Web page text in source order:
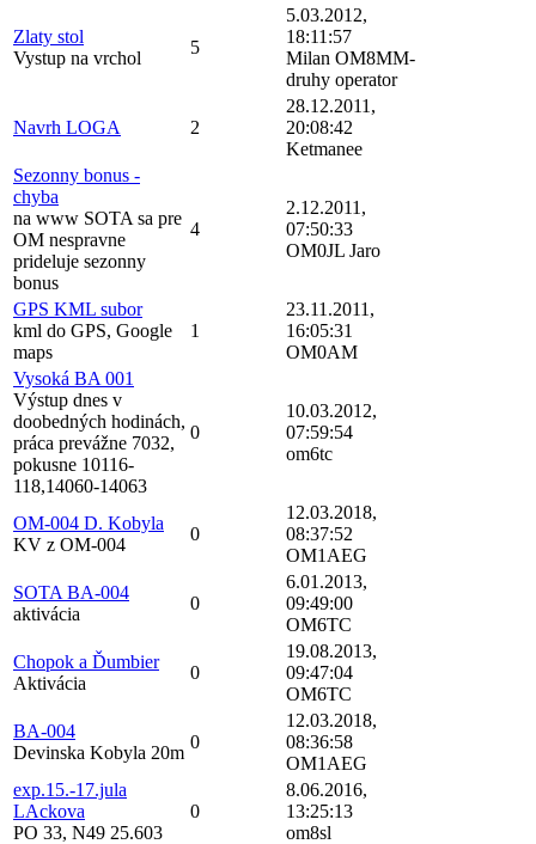
Zlaty stol
Vystup na vrchol
5
5.03.2012,
18:11:57
Milan OM8MM-
druhy operator
Navrh LOGA 2
28.12.2011,
20:08:42
Ketmanee
Sezonny bonus -
chyba
na www SOTA sa pre
OM nespravne
prideluje sezonny
bonus
4
2.12.2011,
07:50:33
OM0JL Jaro
GPS KML subor
kml do GPS, Google
maps
1
23.11.2011,
16:05:31
OM0AM
Vysoká BA 001
Výstup dnes v
doobedných hodinách,
práca prevážne 7032,
pokusne 10116-
118,14060-14063
0
10.03.2012,
07:59:54
om6tc
OM-004 D. Kobyla
KV z OM-004
0
12.03.2018,
08:37:52
OM1AEG
SOTA BA-004
aktivácia
0
6.01.2013,
09:49:00
OM6TC
Chopok a Ďumbier
Aktivácia
0
19.08.2013,
09:47:04
OM6TC
BA-004
Devinska Kobyla 20m
0
12.03.2018,
08:36:58
OM1AEG
exp.15.-17.jula
LAckova
PO 33, N49 25.603
0
8.06.2016,
13:25:13
om8sl